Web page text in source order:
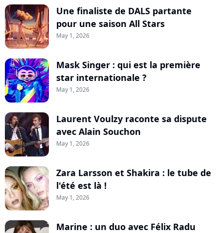
Une finaliste de DALS partante
pour une saison All Stars
May 1, 2026
Mask Singer : qui est la première
star internationale ?
May 1, 2026
Laurent Voulzy raconte sa dispute
avec Alain Souchon
May 1, 2026
Zara Larsson et Shakira : le tube de
l'été est là !
May 1, 2026
Marine : un duo avec Félix Radu